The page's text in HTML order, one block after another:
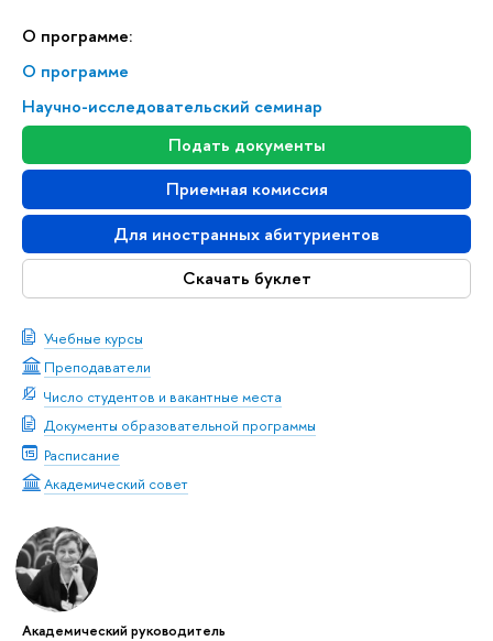
О программе:
О программе
Научно-исследовательский семинар
Подать документы
Приемная комиссия
Для иностранных абитуриентов
Скачать буклет
Учебные курсы
Преподаватели
Число студентов и вакантные места
Документы образовательной программы
Расписание
Академический совет
Академический руководитель